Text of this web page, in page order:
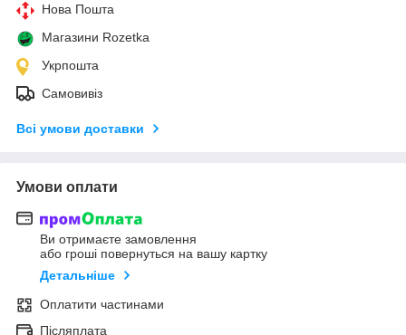
Нова Пошта
Магазини Rozetka
Укрпошта
Самовивіз
Всі умови доставки
Умови оплати
Ви отримаєте замовлення
або гроші повернуться на вашу картку
Детальніше
Оплатити частинами
Післяплата